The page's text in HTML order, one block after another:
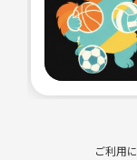
例えば、、、
バスケの募集🏀⛹️
【 募集対象 】
* 初心者の方：バス
ご利用